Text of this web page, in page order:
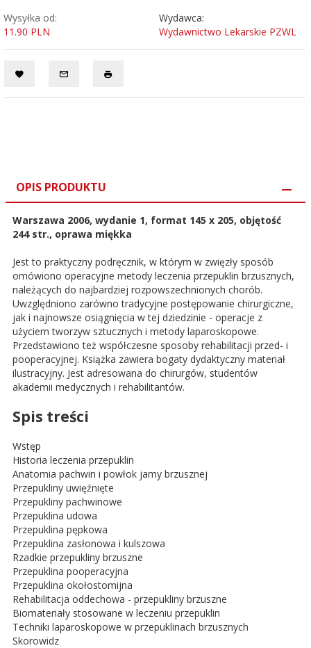
Wysyłka od:
11.90 PLN
Wydawca:
Wydawnictwo Lekarskie PZWL
OPIS PRODUKTU
Warszawa 2006, wydanie 1, format 145 x 205, objętość
244 str., oprawa miękka
Jest to praktyczny podręcznik, w którym w zwięzły sposób
omówiono operacyjne metody leczenia przepuklin brzusznych,
należących do najbardziej rozpowszechnionych chorób.
Uwzględniono zarówno tradycyjne postępowanie chirurgiczne,
jak i najnowsze osiągnięcia w tej dziedzinie - operacje z
użyciem tworzyw sztucznych i metody laparoskopowe.
Przedstawiono też współczesne sposoby rehabilitacji przed- i
pooperacyjnej. Książka zawiera bogaty dydaktyczny materiał
ilustracyjny. Jest adresowana do chirurgów, studentów
akademii medycznych i rehabilitantów.
Spis treści
Wstęp
Historia leczenia przepuklin
Anatomia pachwin i powłok jamy brzusznej
Przepukliny uwięźnięte
Przepukliny pachwinowe
Przepuklina udowa
Przepuklina pępkowa
Przepuklina zasłonowa i kulszowa
Rzadkie przepukliny brzuszne
Przepuklina pooperacyjna
Przepuklina okołostomijna
Rehabilitacja oddechowa - przepukliny brzuszne
Biomateriały stosowane w leczeniu przepuklin
Techniki laparoskopowe w przepuklinach brzusznych
Skorowidz